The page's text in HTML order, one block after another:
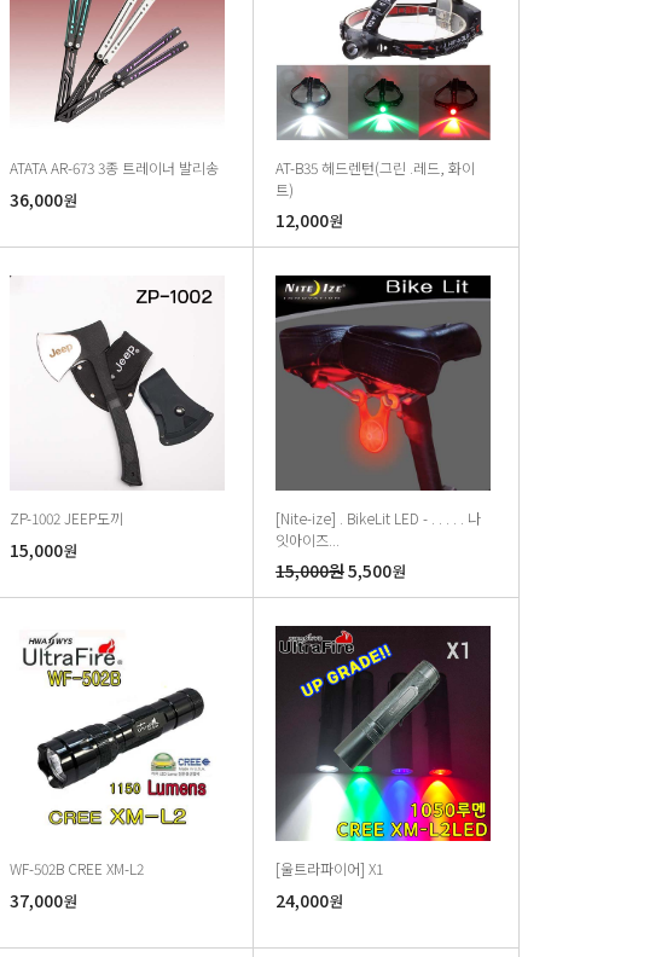
ATATA AR-673 3종 트레이너 발리송
36,000원
AT-B35 헤드렌턴(그린 .레드, 화이
트)
12,000원
ZP-1002 JEEP도끼
15,000원
[Nite-ize] . BikeLit LED - . . . . . 나
잇아이즈...
15,000원5,500원
WF-502B CREE XM-L2
37,000원
[울트라파이어] X1
24,000원